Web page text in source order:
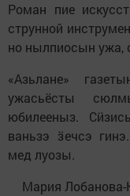
Роман пие
струнной
но нылпиосын ужа,
«Азьлане»
ужасьёсты
юбилееныз.
ваньзэ ӟечсэ
мед луозы.
Мария Лобанова-